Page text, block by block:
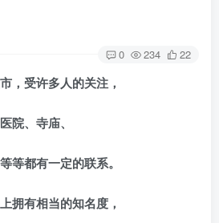
0 234 22
，受许多人的关注，
院、寺庙、
等都有一定的联系。
拥有相当的知名度，